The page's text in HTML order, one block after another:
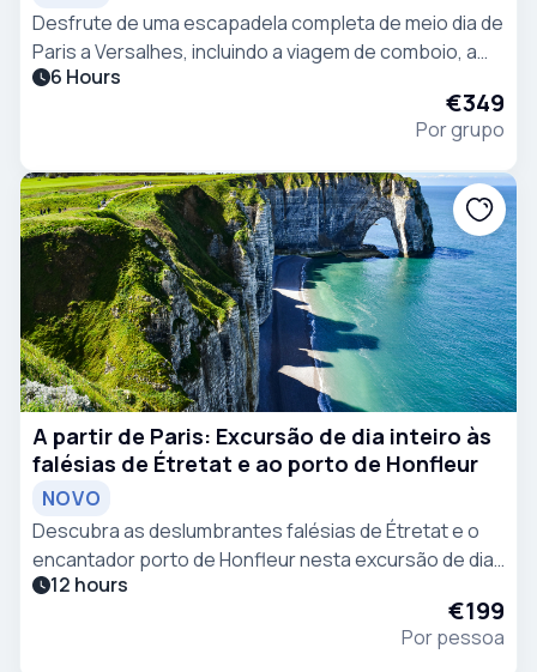
Desfrute de uma escapadela completa de meio dia de
Paris a Versalhes, incluindo a viagem de comboio, a
entrada no palácio, a Galeria dos Espelhos, os
6 Hours
€349
Por grupo
A partir de Paris: Excursão de dia inteiro às
falésias de Étretat e ao porto de Honfleur
NOVO
Descubra as deslumbrantes falésias de Étretat e o
encantador porto de Honfleur nesta excursão de dia
inteiro a partir de Paris, que inclui uma viagem num
12 hours
€199
Por pessoa